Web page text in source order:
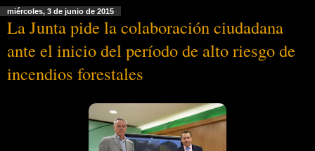
miércoles, 3 de junio de 2015
La Junta pide la colaboración ciudadana
ante el inicio del período de alto riesgo de
incendios forestales